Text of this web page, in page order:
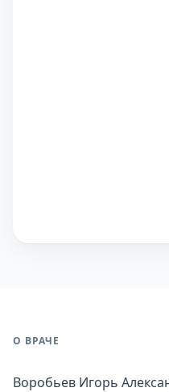
О ВРАЧЕ
Воробьев Игорь